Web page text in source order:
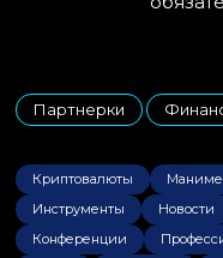
Партнерки
,
Криптовалюты
Инструменты
Новости
Конференции